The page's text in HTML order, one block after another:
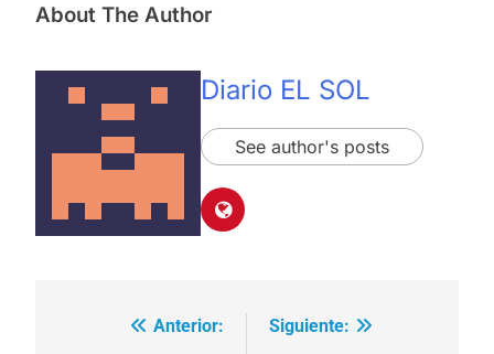
About The Author
Diario EL SOL
See author's posts
Navegación
Anterior:
Siguiente: